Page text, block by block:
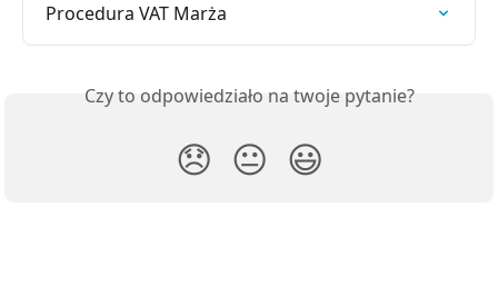
Procedura VAT Marża
Czy to odpowiedziało na twoje pytanie?
😞 😐 😃